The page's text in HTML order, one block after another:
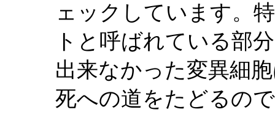
ェックしています。
トと呼ばれている部
出来なかった変異細
死への道をたどるの